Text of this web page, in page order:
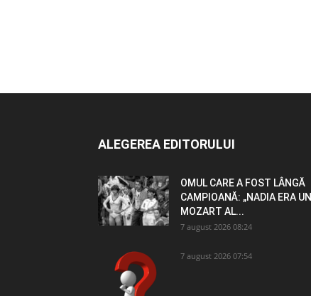
ALEGEREA EDITORULUI
OMUL CARE A FOST LÂNGĂ
CAMPIOANĂ: „NADIA ERA UN
MOZART AL...
7 august 2026 08:24
7 august 2026 07:54